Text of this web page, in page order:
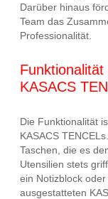
Darüber hinaus
Team das
Professionalität.
KASACS
Die Funktionalität
KASACS
Taschen, die es
Utensilien stets
ein Notizblock
ausgestatteten